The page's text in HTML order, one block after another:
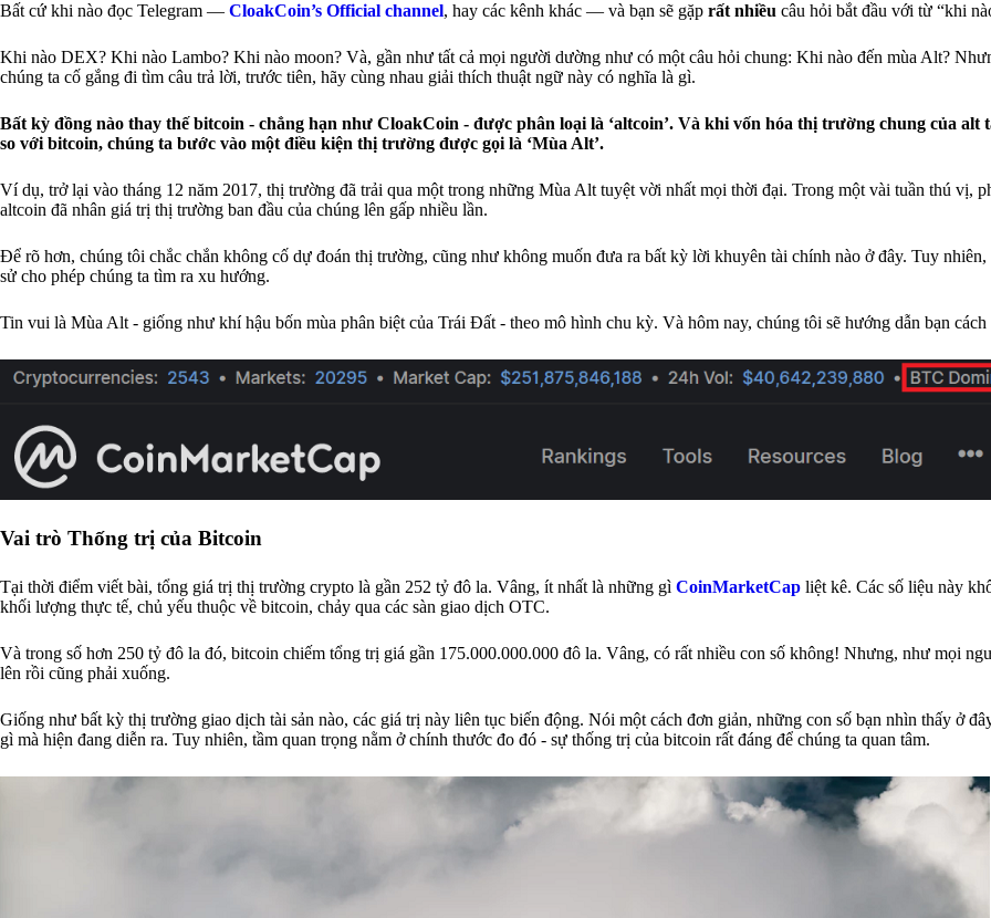
Bất cứ khi nào đọc Telegram — CloakCoin’s Official channel, hay các kênh khác — và bạn sẽ gặp rất nhiều câu hỏi bắt đầu với từ “khi
Khi nào DEX? Khi nào Lambo? Khi nào moon? Và, gần như tất cả mọi người dường như có một câu hỏi chung: Khi nào đến mùa Alt?
chúng ta cố gắng đi tìm câu trả lời, trước tiên, hãy cùng nhau giải thích thuật ngữ này có nghĩa là gì.
Bất kỳ đồng nào thay thế bitcoin - chẳng hạn như CloakCoin - được phân loại là ‘altcoin’. Và khi vốn hóa thị trường chung của alt
so với bitcoin, chúng ta bước vào một điều kiện thị trường được gọi là ‘Mùa Alt’.
Ví dụ, trở lại vào tháng 12 năm 2017, thị trường đã trải qua một trong những Mùa Alt tuyệt vời nhất mọi thời đại. Trong một vài tuần thú vị,
altcoin đã nhân giá trị thị trường ban đầu của chúng lên gấp nhiều lần.
Để rõ hơn, chúng tôi chắc chắn không cố dự đoán thị trường, cũng như không muốn đưa ra bất kỳ lời khuyên tài chính nào ở đây. Tuy
sử cho phép chúng ta tìm ra xu hướng.
Tin vui là Mùa Alt - giống như khí hậu bốn mùa phân biệt của Trái Đất - theo mô hình chu kỳ. Và hôm nay, chúng tôi sẽ hướng dẫn bạn cách
Vai trò Thống trị của Bitcoin
Tại thời điểm viết bài, tổng giá trị thị trường crypto là gần 252 tỷ đô la. Vâng, ít nhất là những gì CoinMarketCap liệt kê. Các số liệu này
khối lượng thực tế, chủ yếu thuộc về bitcoin, chảy qua các sàn giao dịch OTC.
Và trong số hơn 250 tỷ đô la đó, bitcoin chiếm tổng trị giá gần 175.000.000.000 đô la. Vâng, có rất nhiều con số không! Nhưng, như mọi
lên rồi cũng phải xuống.
Giống như bất kỳ thị trường giao dịch tài sản nào, các giá trị này liên tục biến động. Nói một cách đơn giản, những con số bạn nhìn thấy ở
gì mà hiện đang diễn ra. Tuy nhiên, tầm quan trọng nằm ở chính thước đo đó - sự thống trị của bitcoin rất đáng để chúng ta quan tâm.